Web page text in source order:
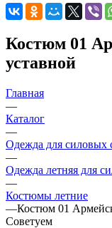
Костюм 01
уставной
Главная
—
Каталог
—
Одежда для силовых
—
Одежда летняя для
—
Костюмы летние
—Костюм 01
Советуем